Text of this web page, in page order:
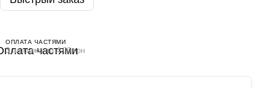
ОПЛАТА ЧАСТЯМИ
3 платежа по 4.00 грн